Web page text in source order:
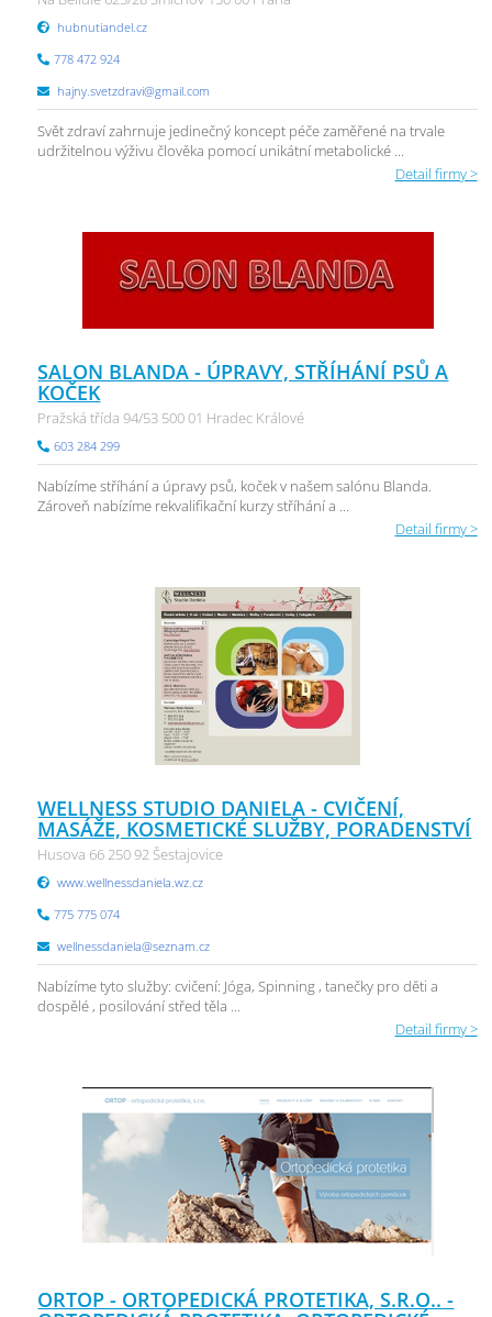
hubnutiandel.cz
778 472 924
hajny.svetzdravi@gmail.com
Svět zdraví zahrnuje jedinečný koncept péče zaměřené na trvale
udržitelnou výživu člověka pomocí unikátní metabolické ...
Detail firmy >
SALON BLANDA - ÚPRAVY, STŘÍHÁNÍ PSŮ A
KOČEK
Pražská třída 94/53 500 01 Hradec Králové
603 284 299
Nabízíme stříhání a úpravy psů, koček v našem salónu Blanda.
Zároveň nabízíme rekvalifikační kurzy stříhání a ...
Detail firmy >
WELLNESS STUDIO DANIELA - CVIČENÍ,
MASÁŽE, KOSMETICKÉ SLUŽBY, PORADENSTVÍ
Husova 66 250 92 Šestajovice
www.wellnessdaniela.wz.cz
775 775 074
wellnessdaniela@seznam.cz
Nabízíme tyto služby: cvičení: Jóga, Spinning , tanečky pro děti a
dospělé , posilování střed těla ...
Detail firmy >
ORTOP - ORTOPEDICKÁ PROTETIKA, S.R.O.. -